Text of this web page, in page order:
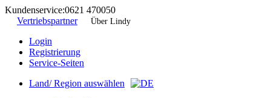
Kundenservice:0621 470050
Vertriebspartner
Über Lindy
Login
Registrierung
Service-Seiten
Land/ Region auswählen